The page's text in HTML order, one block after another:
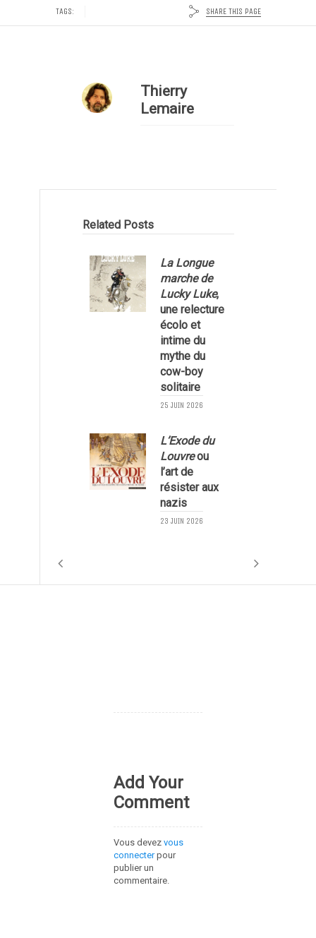
TAGS: SHARE THIS PAGE
Thierry
Lemaire
Related Posts
La Longue
marche de
Lucky Luke,
une relecture
écolo et
intime du
mythe du
cow-boy
solitaire
25 JUIN 2026
L’Exode du
Louvreou
l’art de
résister aux
nazis
23 JUIN 2026
Add Your
Comment
Vous devez vous
connecterpour
publier un
commentaire.